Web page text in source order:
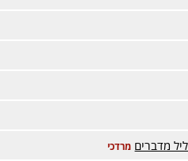
מדברים מרדכי